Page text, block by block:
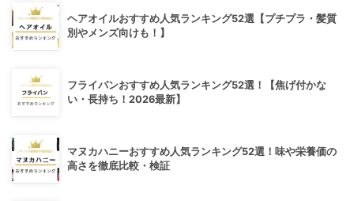
ヘアオイルおすすめ人気ランキング52選【プチプラ・髪質
別やメンズ向けも！】
フライパンおすすめ人気ランキング52選！【焦げ付かな
い・長持ち！2026最新】
マヌカハニーおすすめ人気ランキング52選！味や栄養価の
高さを徹底比較・検証